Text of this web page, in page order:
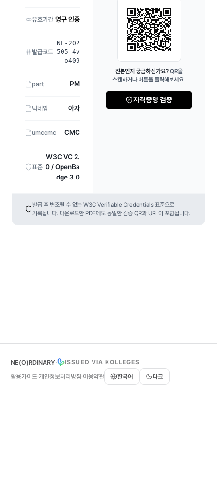
유효기간 영구 인증
발급코드
NE-202
505-4v
o409
part PM
닉네임 아자
umccmc CMC
표준
W3C VC 2.
0 / OpenBa
dge 3.0
진본인지 궁금하신가요? QR을
스캔하거나 버튼을 클릭해보세요.
자격증명 검증
발급 후 변조될 수 없는 W3C Verifiable Credentials 표준으로
기록됩니다. 다운로드한 PDF에도 동일한 검증 QR과 URL이 포함됩니다.
NE(O)RDINARY·
ISSUED VIA KOLLEGES
활용가이드·개인정보처리방침·이용약관 한국어 다크